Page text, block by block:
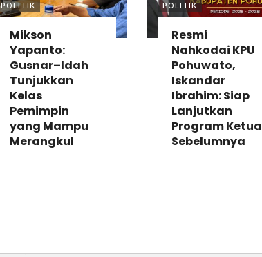
POLITIK
Mikson
Yapanto:
Gusnar–Idah
Tunjukkan
Kelas
Pemimpin
yang Mampu
Merangkul
POLITIK
Resmi
Nahkodai KPU
Pohuwato,
Iskandar
Ibrahim: Siap
Lanjutkan
Program Ketua
Sebelumnya